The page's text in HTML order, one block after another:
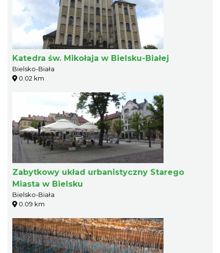
Katedra św. Mikołaja w Bielsku-Białej
Bielsko-Biała
0.02 km
Zabytkowy układ urbanistyczny Starego
Miasta w Bielsku
Bielsko-Biała
0.09 km